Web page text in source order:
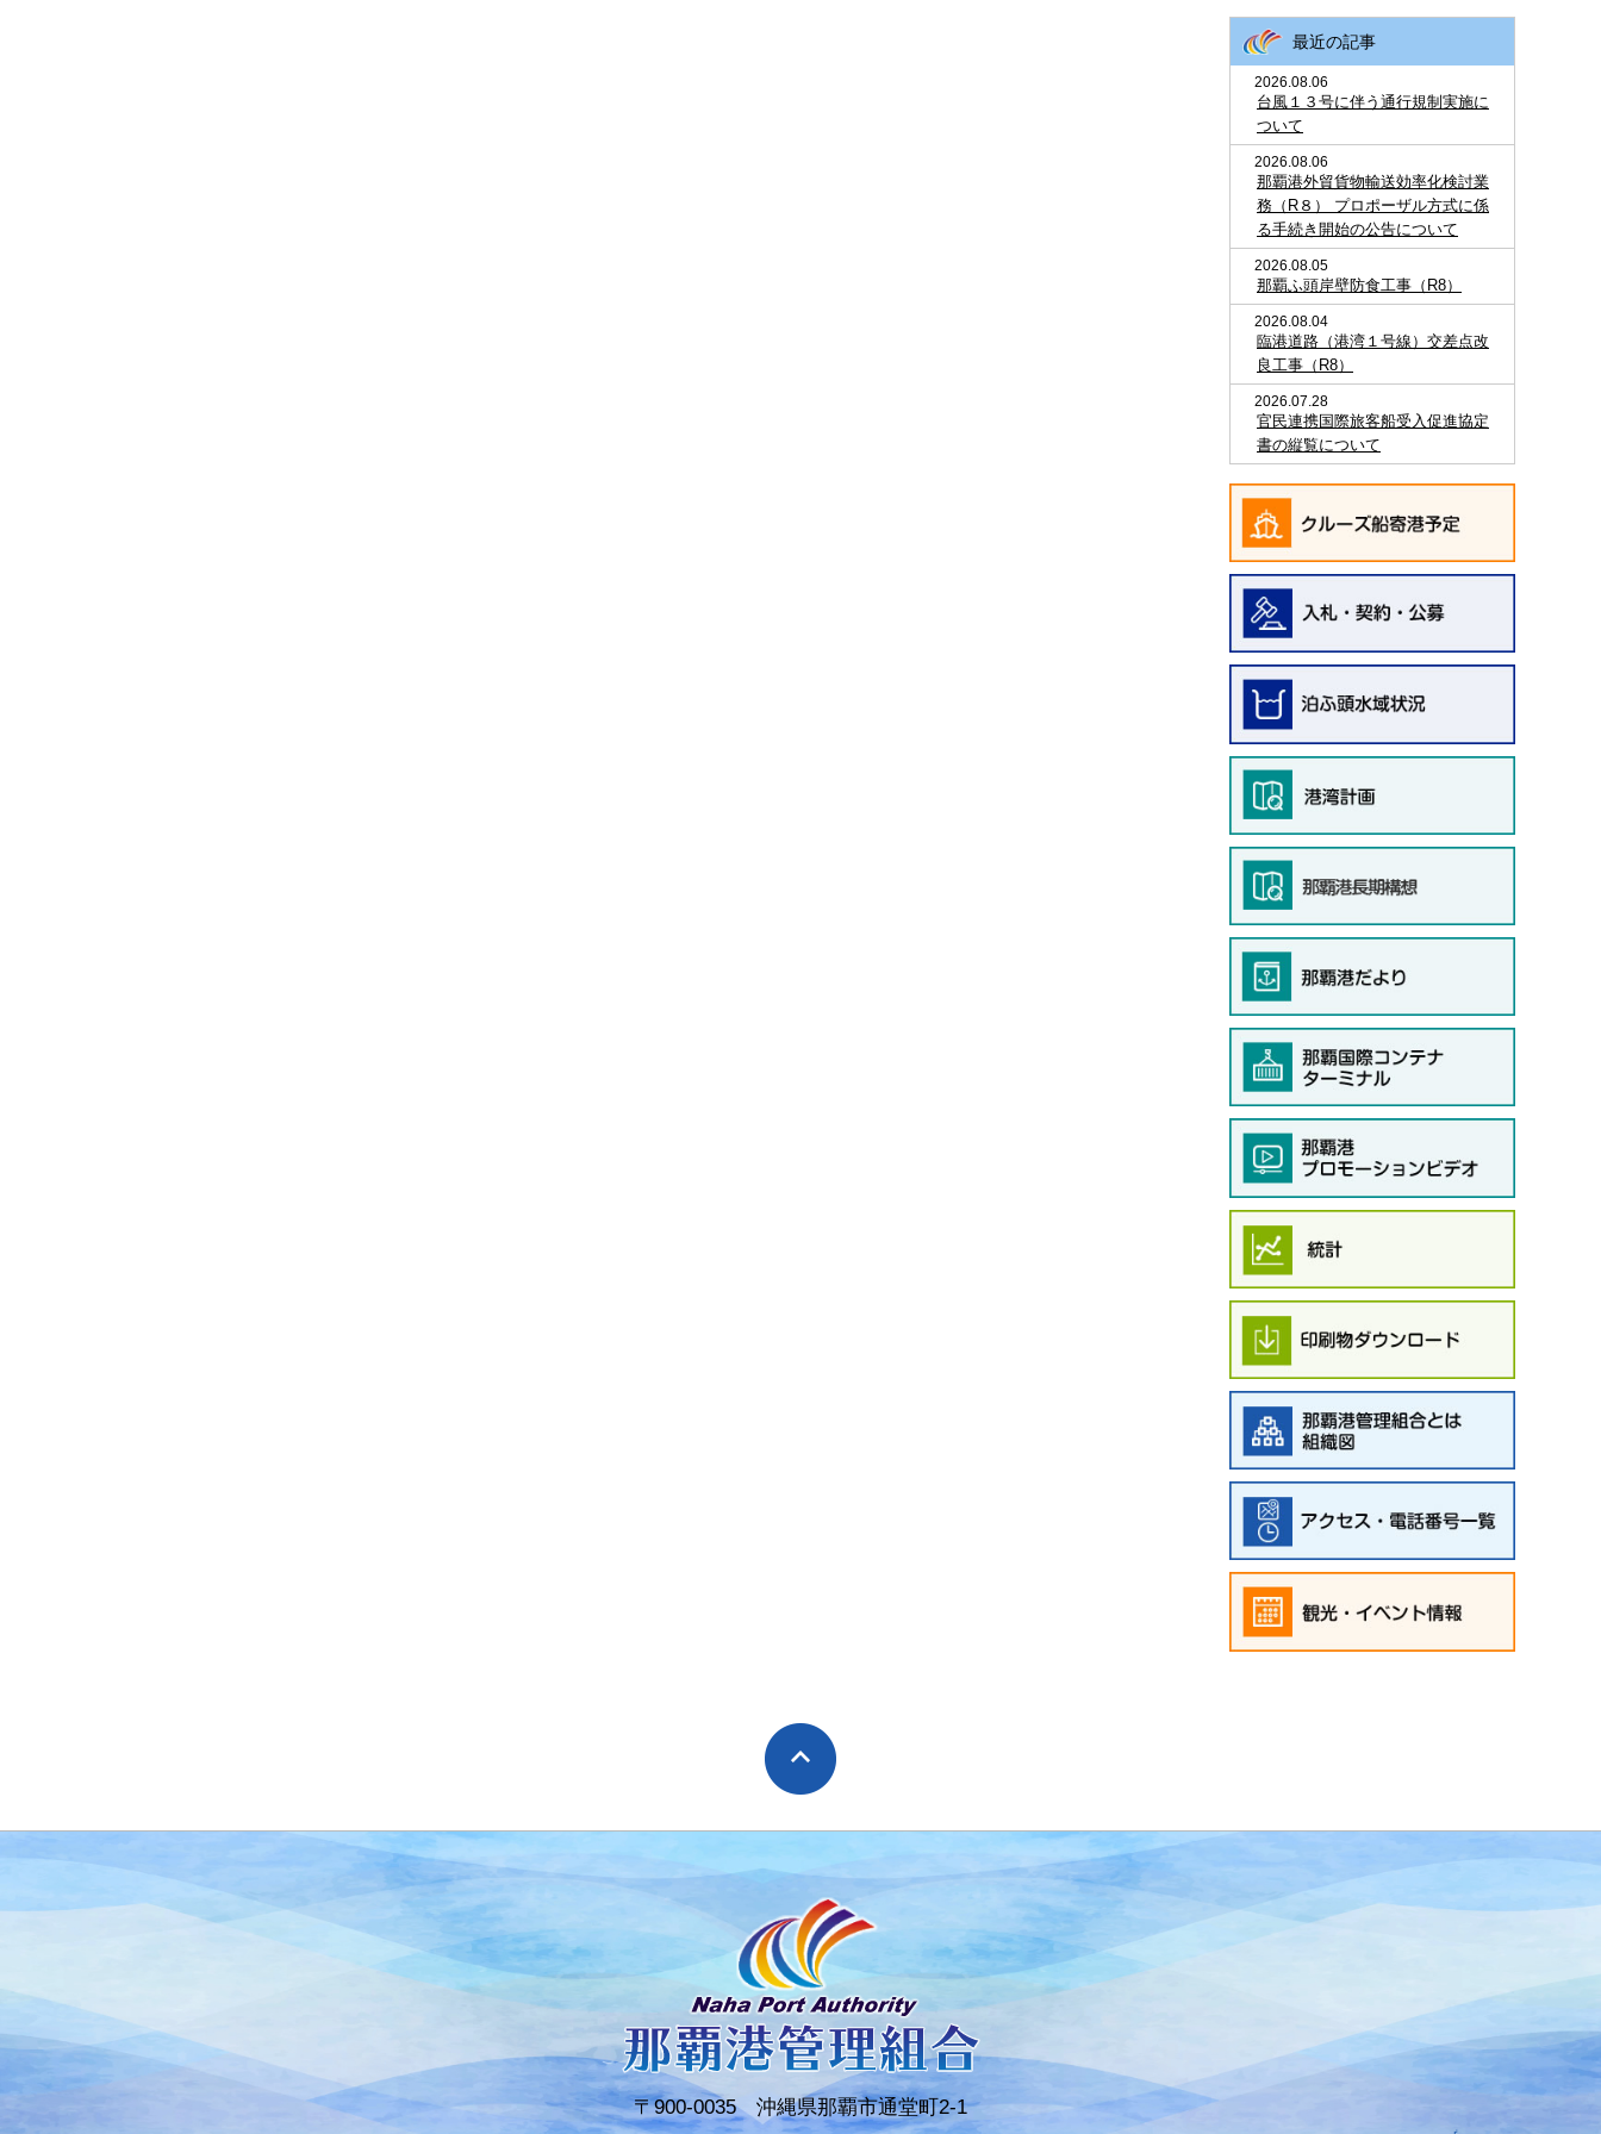
最近の記事
2026.08.06
台風１３号に伴う通行規制実施に
ついて
2026.08.06
那覇港外貿貨物輸送効率化検討業
務（R８） プロポーザル方式に係
る手続き開始の公告について
2026.08.05
那覇ふ頭岸壁防食工事（R8）
2026.08.04
臨港道路（港湾１号線）交差点改
良工事（R8）
2026.07.28
官民連携国際旅客船受入促進協定
書の縦覧について
〒900-0035 沖縄県那覇市通堂町2-1